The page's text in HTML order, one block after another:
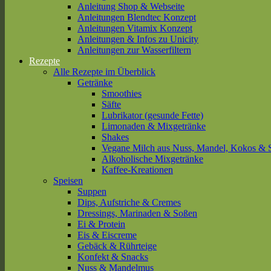
Anleitung Shop & Webseite
Anleitungen Blendtec Konzept
Anleitungen Vitamix Konzept
Anleitungen & Infos zu Unicity
Anleitungen zur Wasserfiltern
Rezepte
Alle Rezepte im Überblick
Getränke
Smoothies
Säfte
Lubrikator (gesunde Fette)
Limonaden & Mixgetränke
Shakes
Vegane Milch aus Nuss, Mandel, Kokos &
Alkoholische Mixgetränke
Kaffee-Kreationen
Speisen
Suppen
Dips, Aufstriche & Cremes
Dressings, Marinaden & Soßen
Ei & Protein
Eis & Eiscreme
Gebäck & Rührteige
Konfekt & Snacks
Nuss & Mandelmus